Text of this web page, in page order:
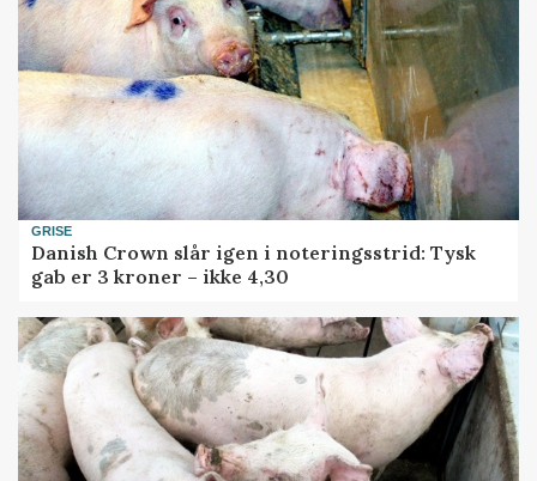
GRISE
Danish Crown slår igen i noteringsstrid: Tysk
gab er 3 kroner – ikke 4,30